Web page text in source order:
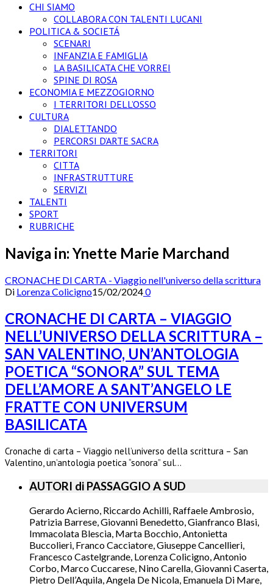
CHI SIAMO
COLLABORA CON TALENTI LUCANI
POLITICA & SOCIETÁ
SCENARI
INFANZIA E FAMIGLIA
LA BASILICATA CHE VORREI
SPINE DI ROSA
ECONOMIA E MEZZOGIORNO
I TERRITORI DELL’OSSO
CULTURA
DIALETTANDO
PERCORSI D’ARTE SACRA
TERRITORI
CITTA
INFRASTRUTTURE
SERVIZI
TALENTI
SPORT
RUBRICHE
Naviga in: Ynette Marie Marchand
CRONACHE DI CARTA - Viaggio nell'universo della scrittura
Di Lorenza Colicigno15/02/20240
CRONACHE DI CARTA – VIAGGIO
NELL’UNIVERSO DELLA SCRITTURA –
SAN VALENTINO, UN’ANTOLOGIA
POETICA “SONORA” SUL TEMA
DELL’AMORE A SANT’ANGELO LE
FRATTE CON UNIVERSUM
BASILICATA
Cronache di carta – Viaggio nell’universo della scrittura – San
Valentino, un’antologia poetica “sonora” sul…
AUTORI di PASSAGGIO A SUD
Gerardo Acierno, Riccardo Achilli, Raffaele Ambrosio,
Patrizia Barrese, Giovanni Benedetto, Gianfranco Blasi,
Immacolata Blescia, Marta Bocchio, Antonietta
Buccolieri, Franco Cacciatore, Giuseppe Cancellieri,
Francesco Castelgrande, Lorenza Colicigno, Antonio
Corbo, Marco Cuccarese, Nino Carella, Giovanni Caserta,
Pietro Dell’Aquila, Angela De Nicola, Emanuela Di Mare,